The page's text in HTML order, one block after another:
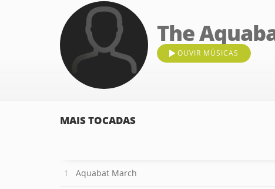
The
OUVIR MÚSICAS
MAIS TOCADAS
Aquabat March